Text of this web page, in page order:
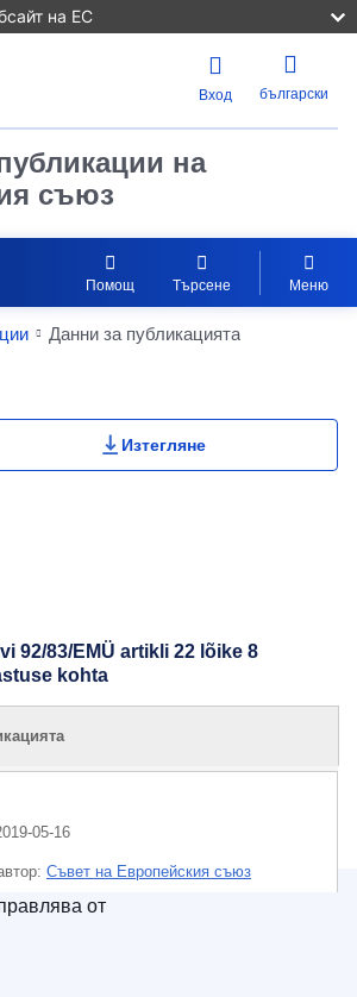
на ЕС
Вход български
на
съюз
Помощ Търсене Меню
Данни за публикацията
Actions Portlet
Изтегляне
92/83/EMÜ artikli 22 lõike 8
kohta
05-16
Съвет на Европейския съюз
2019 ADD 1
на Европейския съюз
от